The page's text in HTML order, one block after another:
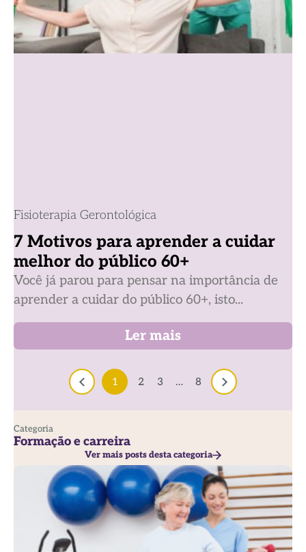
Fisioterapia Gerontológica
7 Motivos para aprender a cuidar
melhor do público 60+
Você já parou para pensar na importância de
aprender a cuidar do público 60+, isto...
Ler mais
1 2 3 … 8
Categoria
Formação e carreira
Ver mais posts desta categoria